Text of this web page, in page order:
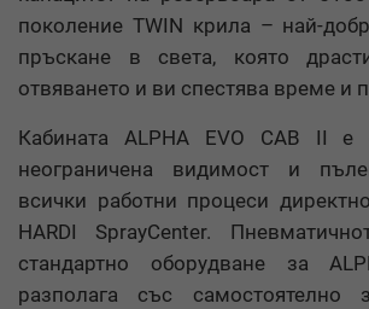
поколение TWIN крила – най-
пръскане в света, която
отвяването и ви спестява време и
Кабината ALPHA EVO CAB II е
неограничена видимост и
всички работни процеси
HARDI SprayCenter.
стандартно оборудване за
разполага със самостоятелно